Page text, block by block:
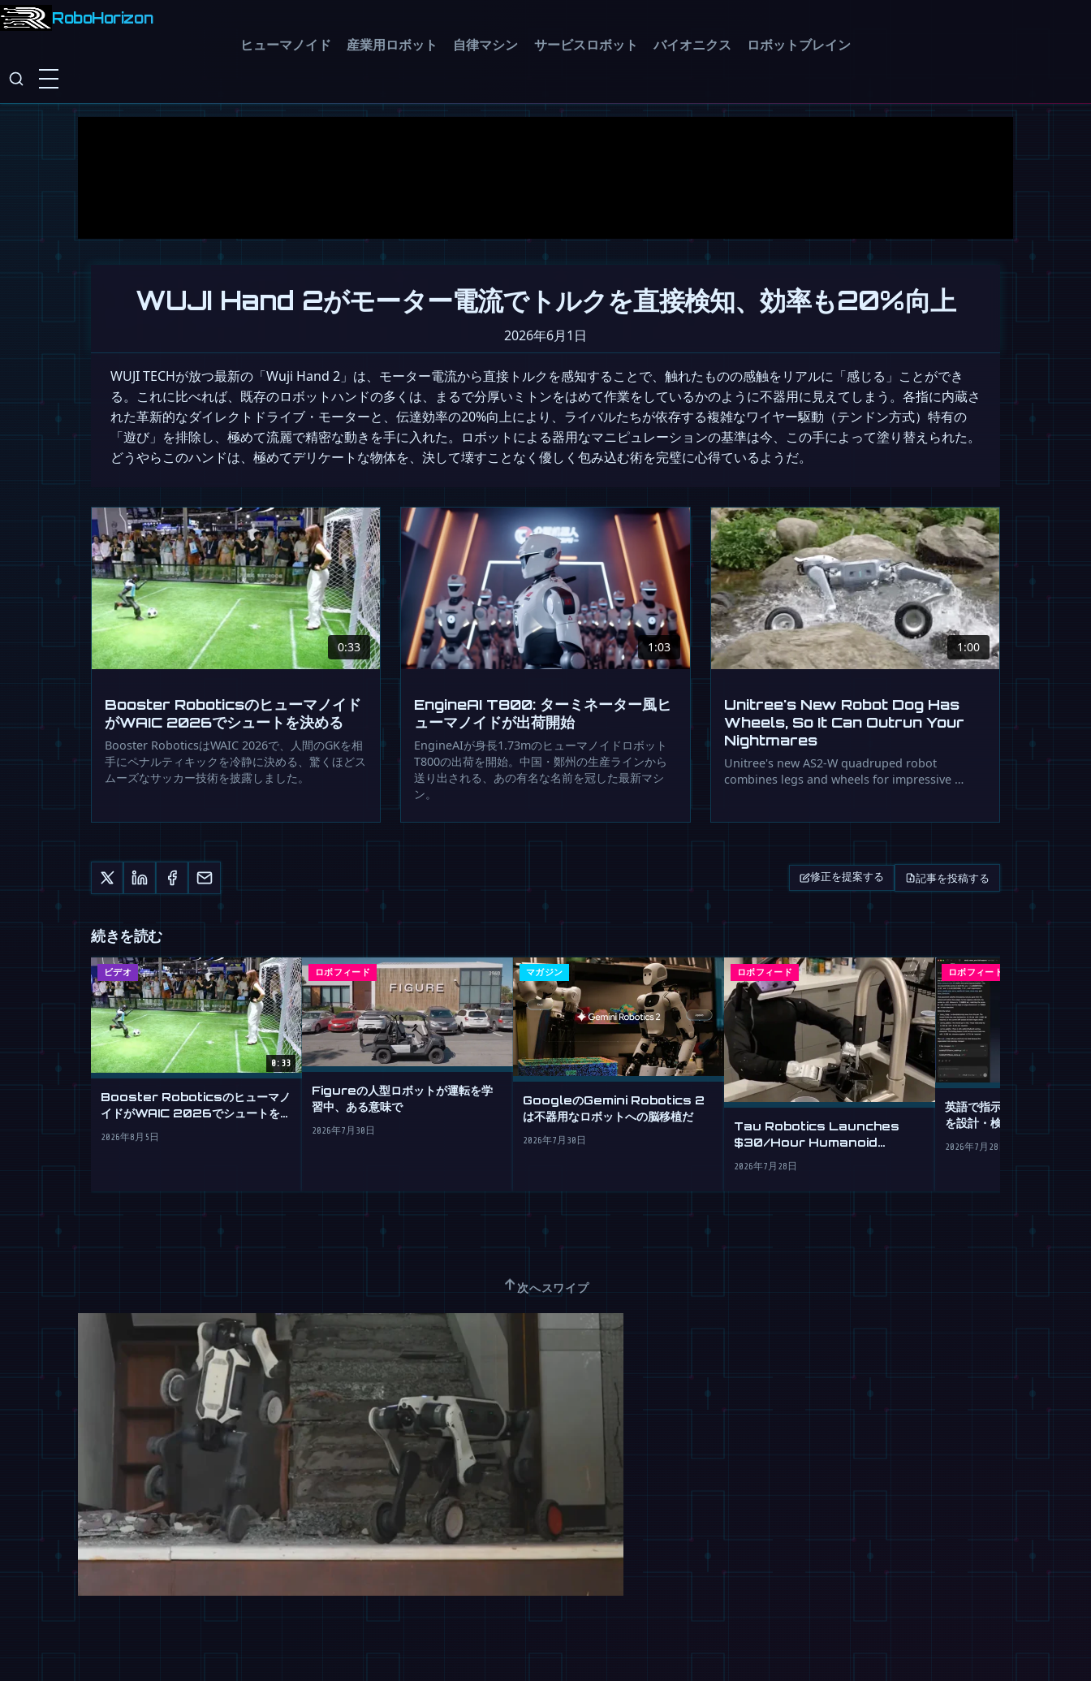
RoboHorizon
ヒューマノイド 産業用ロボット 自律マシン サービスロボット バイオニクス ロボットブレイン
WUJI Hand 2がモーター電流でトルクを直接検知、効率も20%向上
2026年6月1日
WUJI TECHが放つ最新の「Wuji Hand 2」は、モーター電流から直接トルクを感知することで、触れたものの感触をリアルに「感じる」ことができ
る。これに比べれば、既存のロボットハンドの多くは、まるで分厚いミトンをはめて作業をしているかのように不器用に見えてしまう。各指に内蔵さ
れた革新的なダイレクトドライブ・モーターと、伝達効率の20%向上により、ライバルたちが依存する複雑なワイヤー駆動（テンドン方式）特有の
「遊び」を排除し、極めて流麗で精密な動きを手に入れた。ロボットによる器用なマニピュレーションの基準は今、この手によって塗り替えられた。
どうやらこのハンドは、極めてデリケートな物体を、決して壊すことなく優しく包み込む術を完璧に心得ているようだ。
0:33
Booster Roboticsのヒューマノイド
がWAIC 2026でシュートを決める
Booster RoboticsはWAIC 2026で、人間のGKを相
手にペナルティキックを冷静に決める、驚くほどス
ムーズなサッカー技術を披露しました。
1:03
EngineAI T800: ターミネーター風ヒ
ューマノイドが出荷開始
EngineAIが身長1.73mのヒューマノイドロボット
T800の出荷を開始。中国・鄭州の生産ラインから
送り出される、あの有名な名前を冠した最新マシ
ン。
1:00
Unitree's New Robot Dog Has
Wheels, So It Can Outrun Your
Nightmares
Unitree's new AS2-W quadruped robot
combines legs and wheels for impressive …
修正を提案する 記事を投稿する
続きを読む
ビデオ
0:33
Booster Roboticsのヒューマノ
イドがWAIC 2026でシュートを決
める
2026年8月5日
ロボフィード
Figureの人型ロボットが運転を学
習中、ある意味で
2026年7月30日
マガジン
GoogleのGemini Robotics 2
は不器用なロボットへの脳移植だ
2026年7月30日
ロボフィード
Tau Robotics Launches
$30/Hour Humanoid
Cleaning Service in SF
2026年7月28日
ロボフィード
英語で指示するだけ：ロボ
を設計・検証する無料AIエ
2026年7月28日
↑ 次へスワイプ